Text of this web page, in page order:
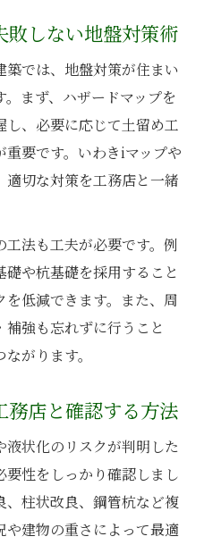
敗しない地盤対策術
では、地盤対策が住まい
まず、ハザードマップを
、必要に応じて土留め工
要です。いわきiマップや
切な対策を工務店と一緒
法も工夫が必要です。例
や杭基礎を採用すること
低減できます。また、周
強も忘れずに行うこと
がります。
務店と確認する方法
状化のリスクが判明した
性をしっかり確認しまし
、柱状改良、鋼管杭など複
建物の重さによって最適